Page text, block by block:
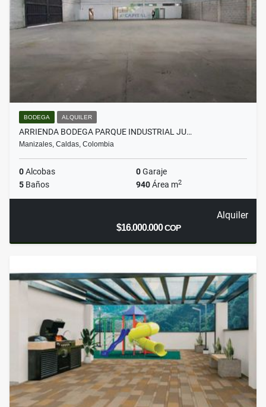
BODEGA ALQUILER
ARRIENDA BODEGA PARQUE INDUSTRIAL JU…
Manizales, Caldas, Colombia
0Alcobas 0Garaje
5 Baños 940Área m2
Alquiler
$16.000.000COP